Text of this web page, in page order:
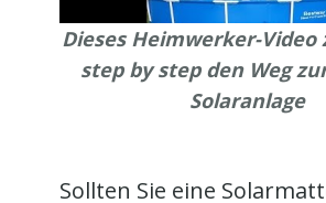
Dieses Heimwerker-Video
step by step den Weg
Solaranlage
Sollten Sie eine